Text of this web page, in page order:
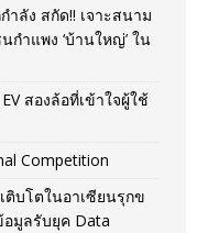
ลัง สกัด!! เจาะสนาม
กำแพง ‘บ้านใหญ่’ ใน
สองล้อที่เข้าใจผู้ใช้
Competition
ติบโตในอาเซียนรุกข
มูลรับยุค Data